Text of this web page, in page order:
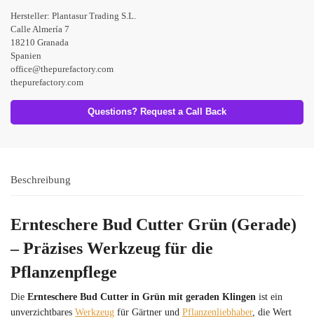
Hersteller: Plantasur Trading S.L.
Calle Almería 7
18210 Granada
Spanien
office@thepurefactory.com
thepurefactory.com
Questions? Request a Call Back
Beschreibung
Ernteschere Bud Cutter Grün (Gerade)
– Präzises Werkzeug für die
Pflanzenpflege
Die Ernteschere Bud Cutter in Grün mit geraden Klingen ist ein
unverzichtbares Werkzeug für Gärtner und Pflanzenliebhaber, die Wert